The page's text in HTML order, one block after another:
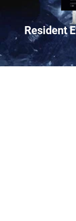
Resident